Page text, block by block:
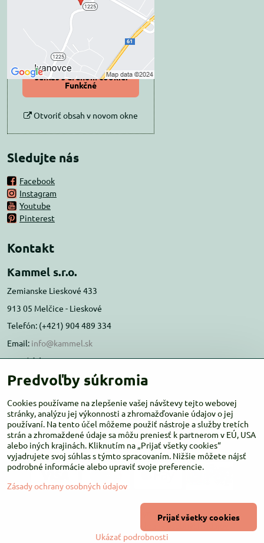
Prajete si načítať externý obsah?
Povoliť tentokrát
Povoliť a zapamätať -
súhlas s druhom cookie:
Funkčné
Otvoriť obsah v novom okne
Sledujte nás
Facebook
Instagram
Youtube
Pinterest
Kontakt
Kammel s.r.o.
Zemianske Lieskové 433
913 05 Melčice - Lieskové
Telefón: (+421) 904 489 334
Email: info@kammel.sk
Prevádzka:
Administratívna budova PD Melčice
Otváracie hodiny:PO-ŠT 8:00 - 16:00
PIA-NE Zatvorené
Copyright
Zásady ochrany osobných údajov
Vytvorené pomocou:BiznisWeb.sk
Predvoľby súkromia
Cookies používame na zlepšenie vašej návštevy tejto webovej
stránky, analýzu jej výkonnosti a zhromažďovanie údajov o jej
používaní. Na tento účel môžeme použiť nástroje a služby tretích
strán a zhromaždené údaje sa môžu preniesť k partnerom v EÚ, USA
alebo iných krajinách. Kliknutím na „Prijať všetky cookies“
vyjadrujete svoj súhlas s týmto spracovaním. Nižšie môžete nájsť
podrobné informácie alebo upraviť svoje preferencie.
Zásady ochrany osobných údajov
Ukázať podrobnosti
Prijať všetky cookies